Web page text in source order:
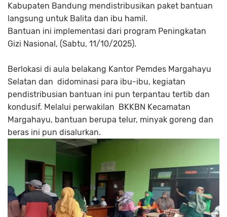
Kabupaten Bandung mendistribusikan paket bantuan
langsung untuk Balita dan ibu hamil.
Bantuan ini implementasi dari program Peningkatan
Gizi Nasional, (Sabtu, 11/10/2025).
Berlokasi di aula belakang Kantor Pemdes Margahayu
Selatan dan didominasi para ibu-ibu, kegiatan
pendistribusian bantuan ini pun terpantau tertib dan
kondusif. Melalui perwakilan BKKBN Kecamatan
Margahayu, bantuan berupa telur, minyak goreng dan
beras ini pun disalurkan.